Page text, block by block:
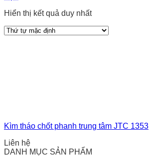
Hiển thị kết quả duy nhất
Kìm tháo chốt phanh trung tâm JTC 1353
Liên hệ
DANH MỤC SẢN PHẨM